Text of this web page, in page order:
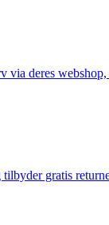
deres
gratis